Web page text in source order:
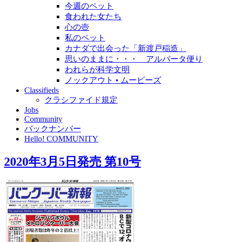
今週のペット
食われた女たち
心の壺
私のペット
カナダで出会った「新渡戸稲造」
思いのままに・・・ アルバータ便り
われらが科学文明
ノックアウト • ムービーズ
Classifieds
クラシファイド規定
Jobs
Community
バックナンバー
Hello! COMMUNITY
2020年3月5日発売 第10号